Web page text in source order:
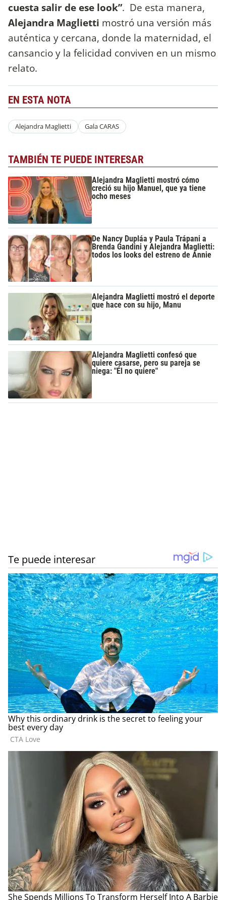
cuesta salir de ese look”. De esta manera,
Alejandra Maglietti mostró una versión más
auténtica y cercana, donde la maternidad, el
cansancio y la felicidad conviven en un mismo
relato.
EN ESTA NOTA
Alejandra Maglietti Gala CARAS
TAMBIÉN TE PUEDE INTERESAR
Alejandra Maglietti mostró cómo
creció su hijo Manuel, que ya tiene
ocho meses
De Nancy Dupláa y Paula Trápani a
Brenda Gandini y Alejandra Maglietti:
todos los looks del estreno de Annie
Alejandra Maglietti mostró el deporte
que hace con su hijo, Manu
Alejandra Maglietti confesó que
quiere casarse, pero su pareja se
niega: "Él no quiere"